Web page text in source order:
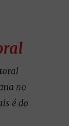
no
é do